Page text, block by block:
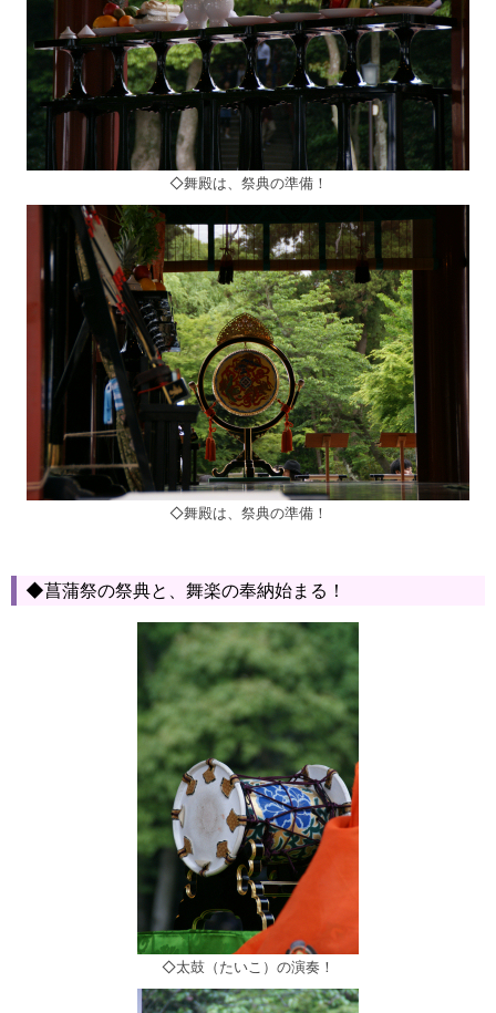
◇舞殿は、祭典の準備！
◇舞殿は、祭典の準備！
◆菖蒲祭の祭典と、舞楽の奉納始まる！
◇太鼓（たいこ）の演奏！